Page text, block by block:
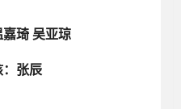
琦 吴亚琼
：张辰